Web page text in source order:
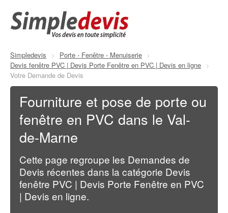
Simpledevis > Porte - Fenêtre - Menuiserie >
Devis fenêtre PVC | Devis Porte Fenêtre en PVC | Devis en ligne >
Votre Demande de Devis
Fourniture et pose de porte ou
fenêtre en PVC dans le Val-
de-Marne
Cette page regroupe les Demandes de
Devis récentes dans la catégorie Devis
fenêtre PVC | Devis Porte Fenêtre en PVC
| Devis en ligne.